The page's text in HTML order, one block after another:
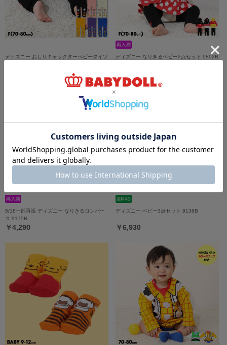
ディズニー おしりキャラクターべビータイツ
ディズニー なりきるベビー2点セット 9802B
5/18一部再販 ディズニー なりきるロンパー
ス 9175B
￥4,290
ディズニー ベビー3点セット 9136B
￥6,930